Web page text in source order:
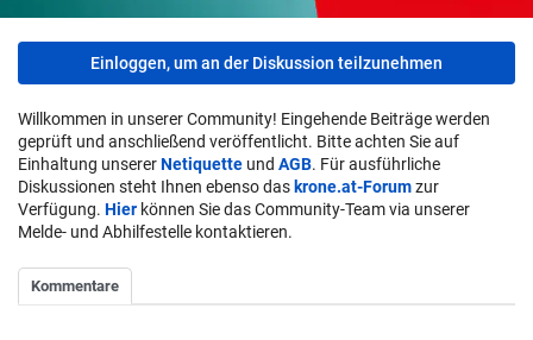
Einloggen, um an der Diskussion teilzunehmen
Willkommen in unserer Community! Eingehende Beiträge werden
geprüft und anschließend veröffentlicht. Bitte achten Sie auf
Einhaltung unsererNetiquette und AGB. Für ausführliche
Diskussionen steht Ihnen ebenso das krone.at-Forumzur
Verfügung. Hier können Sie das Community-Team via unserer
Melde- und Abhilfestelle kontaktieren.